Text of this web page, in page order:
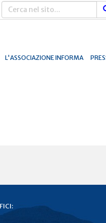
L'ASSOCIAZIONE INFORMA